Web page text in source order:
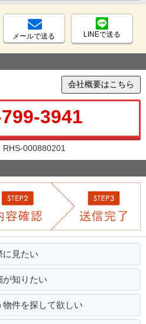
メールで送る LINEで送る
会社概要はこちら
3941
RHS-000880201
に見たい
が知りたい
物件を探して欲しい